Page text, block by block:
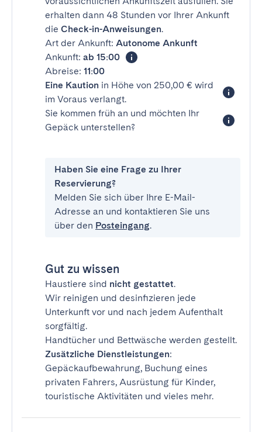
erhalten dann 48 Stunden vor Ihrer Ankunft
die Check-in-Anweisungen.
Art der Ankunft: Autonome Ankunft
Ankunft: ab 15:00
Abreise: 11:00
Eine Kaution in Höhe von 250,00 € wird
im Voraus verlangt.
Sie kommen früh an und möchten Ihr
Gepäck unterstellen?
Haben Sie eine Frage zu Ihrer
Reservierung?
Melden Sie sich über Ihre E-Mail-
Adresse an und kontaktieren Sie uns
über den Posteingang.
Gut zu wissen
Haustiere sind nicht gestattet.
Wir reinigen und desinfizieren jede
Unterkunft vor und nach jedem Aufenthalt
sorgfältig.
Handtücher und Bettwäsche werden gestellt.
Zusätzliche Dienstleistungen:
Gepäckaufbewahrung, Buchung eines
privaten Fahrers, Ausrüstung für Kinder,
touristische Aktivitäten und vieles mehr.